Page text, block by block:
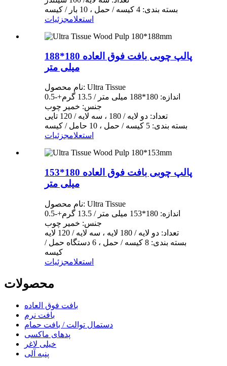
بسته بندی: 4 کیسه / حمل ، 10 بار / کیسه
استعلامجزئیات
پالپ چوبی بافت فوق العاده 180*188
میلی متر
نام محصول: Ultra Tissue
اندازه: 180*188 میلی متر / 13.5 گرم+-0.5
جنس: خمیر چوب
تعداد: دو لایه / 180 ، سه لایه / 120 تایی
بسته بندی: 5 کیسه / حمل ، 10 حامل / کیسه
استعلامجزئیات
پالپ چوبی بافت فوق العاده 180*153
میلی متر
نام محصول: Ultra Tissue
اندازه: 180*153 میلی متر / 13.5 گرم+-0.5
جنس: خمیر چوب
تعداد: دو لایه / 180 لایه ، سه لایه / 120 لایه
بسته بندی: 8 کیسه / حمل ، 6 دستگاه حمل /
کیسه
استعلامجزئیات
محصولات
بافت فوق العاده
بافت نرم
دستمال توالت / بافت حمام
پدهای ماکسی
خیلی لاغر
پنبه آلی